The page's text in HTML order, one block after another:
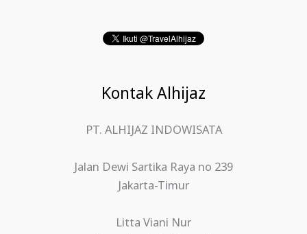
Kontak Alhijaz
PT. ALHIJAZ INDOWISATA
Jalan Dewi Sartika Raya no 239
Jakarta-Timur
Litta Viani Nur